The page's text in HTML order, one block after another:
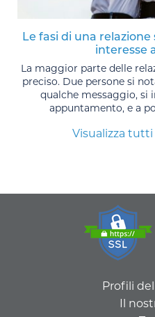
Le fasi di una
interesse
La maggior parte delle
preciso. Due persone si
qualche messaggio, si
appuntamento, e a
Visualizza
Profili
Il